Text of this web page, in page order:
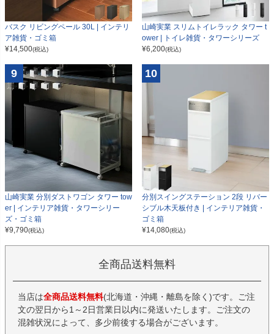
バスク リビングペール 30L | インテリ
ア雑貨・ゴミ箱
¥14,500(税込)
山崎実業 スリムトイレラック タワー t
ower | トイレ雑貨・タワーシリーズ
¥6,200(税込)
9
山崎実業 分別ダストワゴン タワー tow
er | インテリア雑貨・タワーシリー
ズ・ゴミ箱
¥9,790(税込)
10
分別スイングステーション 2段 リバー
シブル木天板付き | インテリア雑貨・
ゴミ箱
¥14,080(税込)
全商品送料無料
当店は全商品送料無料(北海道・沖縄・離島を除く)です。ご注
文の翌日から1～2日営業日以内に発送いたします。ご注文の
混雑状況によって、多少前後する場合がございます。